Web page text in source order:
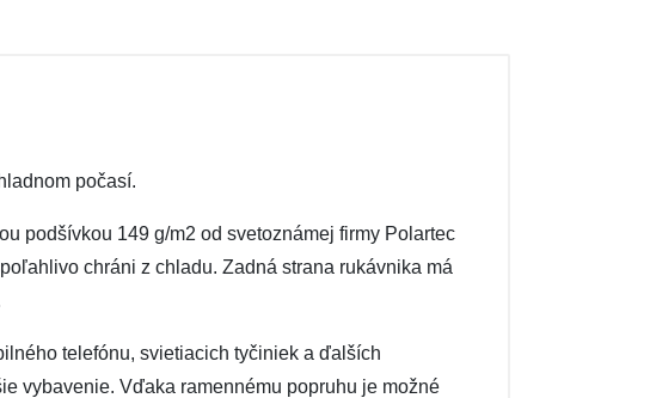
počasí.
podšívkou 149 g/m2 od svetoznámej firmy Polartec
chráni z chladu. Zadná strana rukávnika má
telefónu, svietiacich tyčiniek a ďalších
vybavenie. Vďaka ramennému popruhu je možné